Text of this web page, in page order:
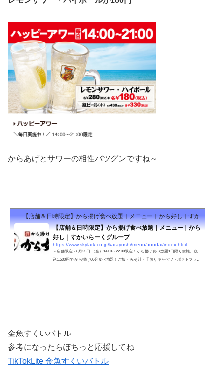
からあげとサワーの相性バツグンですね～
【店舗＆日時限定】から揚げ食べ放題｜メニュー｜から好し｜すかいらー
【店舗＆日時限定】から揚げ食べ放題｜メニュー｜から
好し｜すかいらーくグループ
https://www.skylark.co.jp/karayoshi/menu/houdai/index.html
＜店舗限定＞8月25日 （金）14:00～22:00限定！から揚げ食べ放題1日限り実施。税
込1,500円で から揚げ60分食べ放題！ご飯・みそ汁・千切りキャベツ・ポテトフラ
金魚すくいバトル
参考になったらぽちっと応援してね
TikTokLite 金魚すくいバトル